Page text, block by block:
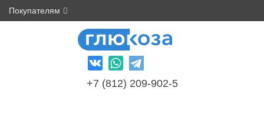
Покупателям
+7 (812) 209-902-5